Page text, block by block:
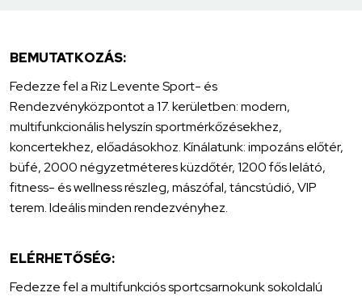
BEMUTATKOZÁS:
Fedezze fel a Riz Levente Sport- és
Rendezvényközpontot a 17. kerületben: modern,
multifunkcionális helyszín sportmérkőzésekhez,
koncertekhez, előadásokhoz. Kínálatunk: impozáns előtér,
büfé, 2000 négyzetméteres küzdőtér, 1200 fős lelátó,
fitness- és wellness részleg, mászófal, táncstúdió, VIP
terem. Ideális minden rendezvényhez.
ELÉRHETŐSÉG:
Fedezze fel a multifunkciós sportcsarnokunk sokoldalú